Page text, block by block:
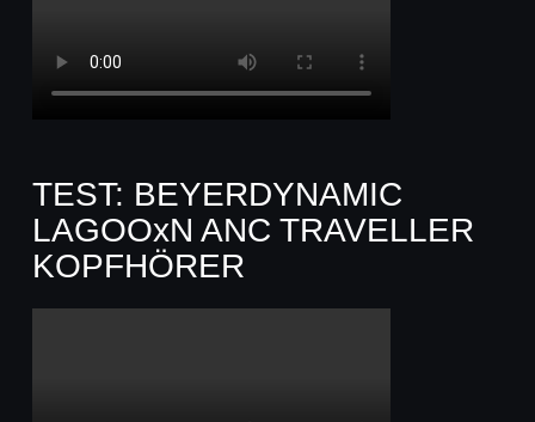
TEST: BEYERDYNAMIC
LAGOOxN ANC TRAVELLER
KOPFHÖRER